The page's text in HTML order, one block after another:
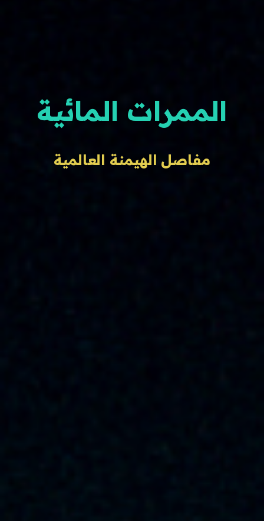
الممرات المائية
مفاصل الهيمنة العالمية